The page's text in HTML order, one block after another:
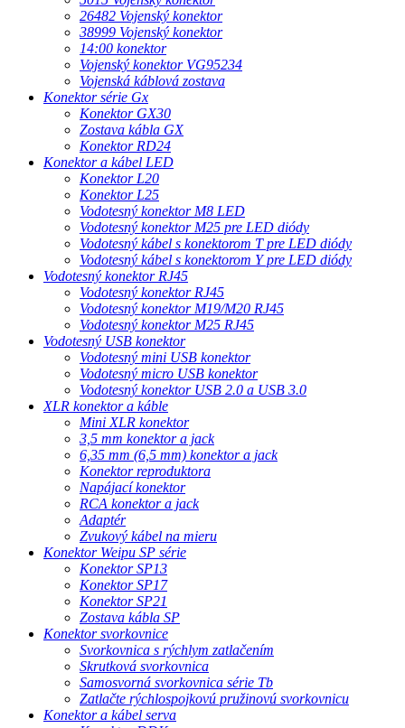
26482 Vojenský konektor
38999 Vojenský konektor
14:00 konektor
Vojenský konektor VG95234
Vojenská káblová zostava
Konektor série Gx
Konektor GX30
Zostava kábla GX
Konektor RD24
Konektor a kábel LED
Konektor L20
Konektor L25
Vodotesný konektor M8 LED
Vodotesný konektor M25 pre LED diódy
Vodotesný kábel s konektorom T pre LED diódy
Vodotesný kábel s konektorom Y pre LED diódy
Vodotesný konektor RJ45
Vodotesný konektor RJ45
Vodotesný konektor M19/M20 RJ45
Vodotesný konektor M25 RJ45
Vodotesný USB konektor
Vodotesný mini USB konektor
Vodotesný micro USB konektor
Vodotesný konektor USB 2.0 a USB 3.0
XLR konektor a káble
Mini XLR konektor
3,5 mm konektor a jack
6,35 mm (6,5 mm) konektor a jack
Konektor reproduktora
Napájací konektor
RCA konektor a jack
Adaptér
Zvukový kábel na mieru
Konektor Weipu SP série
Konektor SP13
Konektor SP17
Konektor SP21
Zostava kábla SP
Konektor svorkovnice
Svorkovnica s rýchlym zatlačením
Skrutková svorkovnica
Samosvorná svorkovnica série Tb
Zatlačte rýchlospojkovú pružinovú svorkovnicu
Konektor a kábel serva